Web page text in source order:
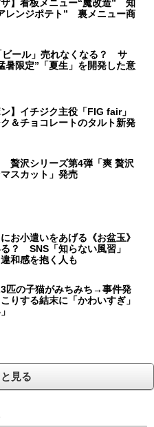
ザ】看板メニュー“魔改造” 知
レンジポテト” 裏メニュー商
ビール」売れなくなる？ サ
暑限定”「夏生」を開発した意
ン】イチジク主役「FIG fair」
＆チョコレートのタルト新発
贅沢シリーズ第4弾「爽 贅沢
スカット」発売
お小遣いをあげる《お盆玉》
？ SNS「知らない風習」
違和感を抱く人も
匹の子猫がみちみち→事件発
りする結末に「かわいすぎ」
見る